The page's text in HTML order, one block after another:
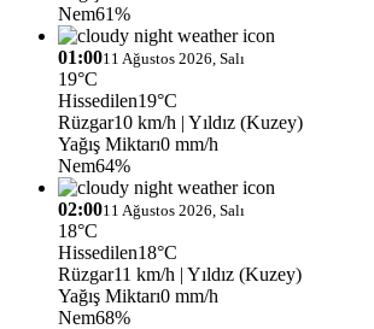
Nem61%
01:0011 Ağustos 2026, Salı
19°C
Hissedilen19°C
Rüzgar10 km/h | Yıldız (Kuzey)
Yağış Miktarı0 mm/h
Nem64%
02:0011 Ağustos 2026, Salı
18°C
Hissedilen18°C
Rüzgar11 km/h | Yıldız (Kuzey)
Yağış Miktarı0 mm/h
Nem68%